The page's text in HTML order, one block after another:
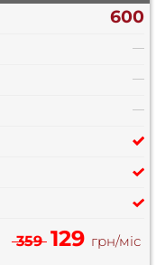
600
—
—
—
359 129 грн/міс